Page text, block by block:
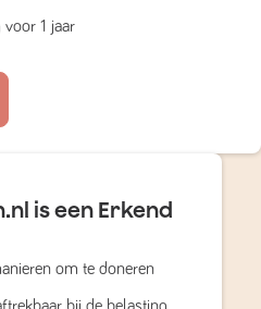
1 jaar
is een Erkend
om te doneren